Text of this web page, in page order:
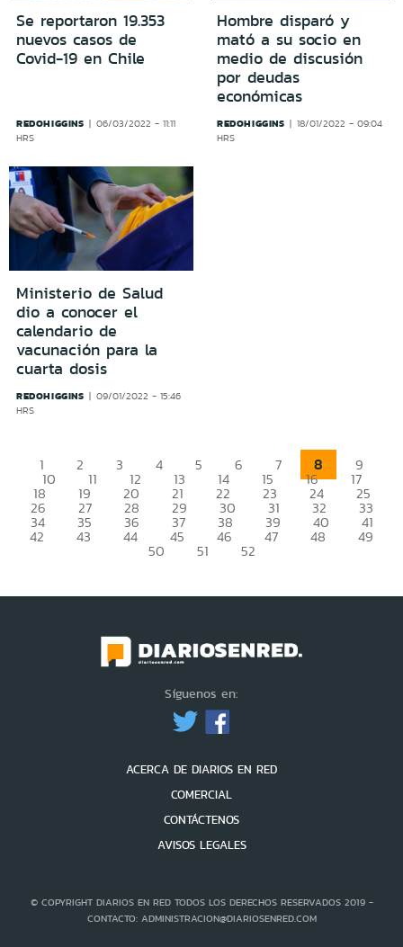
Se reportaron 19.353
nuevos casos de
Covid-19 en Chile
REDOHIGGINS
06/03/2022 - 11:11
HRS
Hombre disparó y
mató a su socio en
medio de discusión
por deudas
económicas
REDOHIGGINS
18/01/2022 - 09:04
HRS
Ministerio de Salud
dio a conocer el
calendario de
vacunación para la
cuarta dosis
REDOHIGGINS
09/01/2022 - 15:46
HRS
1 2 3 4 5 6 7 8 9
10 11 12 13 14 15 16 17
18 19 20 21 22 23 24 25
26 27 28 29 30 31 32 33
34 35 36 37 38 39 40 41
42 43 44 45 46 47 48 49
50 51 52
Síguenos en:
ACERCA DE DIARIOS EN RED
COMERCIAL
CONTÁCTENOS
AVISOS LEGALES
© COPYRIGHT DIARIOS EN RED TODOS LOS DERECHOS RESERVADOS 2019 -
CONTACTO: ADMINISTRACION@DIARIOSENRED.COM